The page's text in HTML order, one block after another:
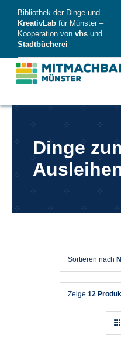
content
Bibliothek der Dinge und
KreativLab für Münster –
Kooperation von vhs und
Stadtbücherei
Dinge
FAQ
Dinge
Sortieren nach
Zeige 12